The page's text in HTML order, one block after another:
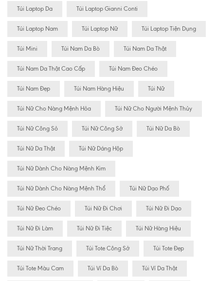
Túi Laptop Da Túi Laptop Gianni Conti
Túi Laptop Nam Túi Laptop Nữ Túi Laptop Tiện Dụng
Túi Mini Túi Nam Da Bò Túi Nam Da Thật
Túi Nam Da Thật Cao Cấp Túi Nam Đeo Chéo
Túi Nam Đẹp Túi Nam Hàng Hiệu Túi Nữ
Túi Nữ Cho Nàng Mệnh Hỏa Túi Nữ Cho Người Mệnh Thủy
Túi Nữ Công Sỏ Túi Nữ Công Sở Túi Nữ Da Bò
Túi Nữ Da Thật Túi Nữ Dáng Hộp
Túi Nữ Dành Cho Nàng Mệnh Kim
Túi Nữ Dành Cho Nàng Mệnh Thổ Túi Nữ Dạo Phố
Túi Nữ Đeo Chéo Túi Nữ Đi Chơi Túi Nữ Đi Dạo
Túi Nữ Đi Làm Túi Nữ Đi Tiệc Túi Nữ Hàng Hiệu
Túi Nữ Thời Trang Túi Tote Công Sở Túi Tote Đẹp
Túi Tote Màu Cam Túi Ví Da Bò Túi Ví Da Thật